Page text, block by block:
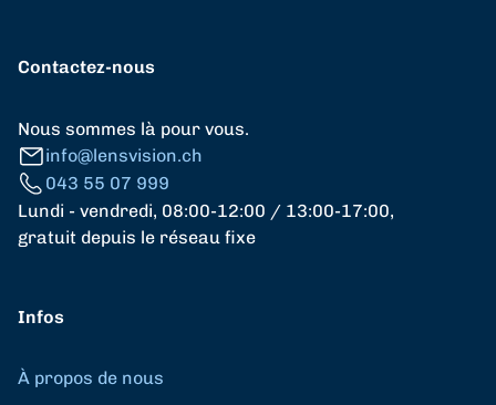
Contactez-nous
Nous sommes là pour vous.
info@lensvision.ch
043 55 07 999
Lundi - vendredi, 08:00-12:00 / 13:00-17:00,
gratuit depuis le réseau fixe
Infos
À propos de nous